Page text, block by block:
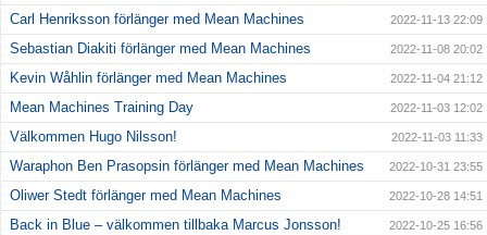
Carl Henriksson förlänger med Mean Machines 2022-11-13 22:09
Sebastian Diakiti förlänger med Mean Machines 2022-11-08 20:02
Kevin Wåhlin förlänger med Mean Machines 2022-11-04 21:12
Mean Machines Training Day 2022-11-03 12:02
Välkommen Hugo Nilsson! 2022-11-03 11:33
Waraphon Ben Prasopsin förlänger med Mean Machines 2022-10-31 23:55
Oliwer Stedt förlänger med Mean Machines 2022-10-28 14:51
Back in Blue – välkommen tillbaka Marcus Jonsson! 2022-10-25 16:56